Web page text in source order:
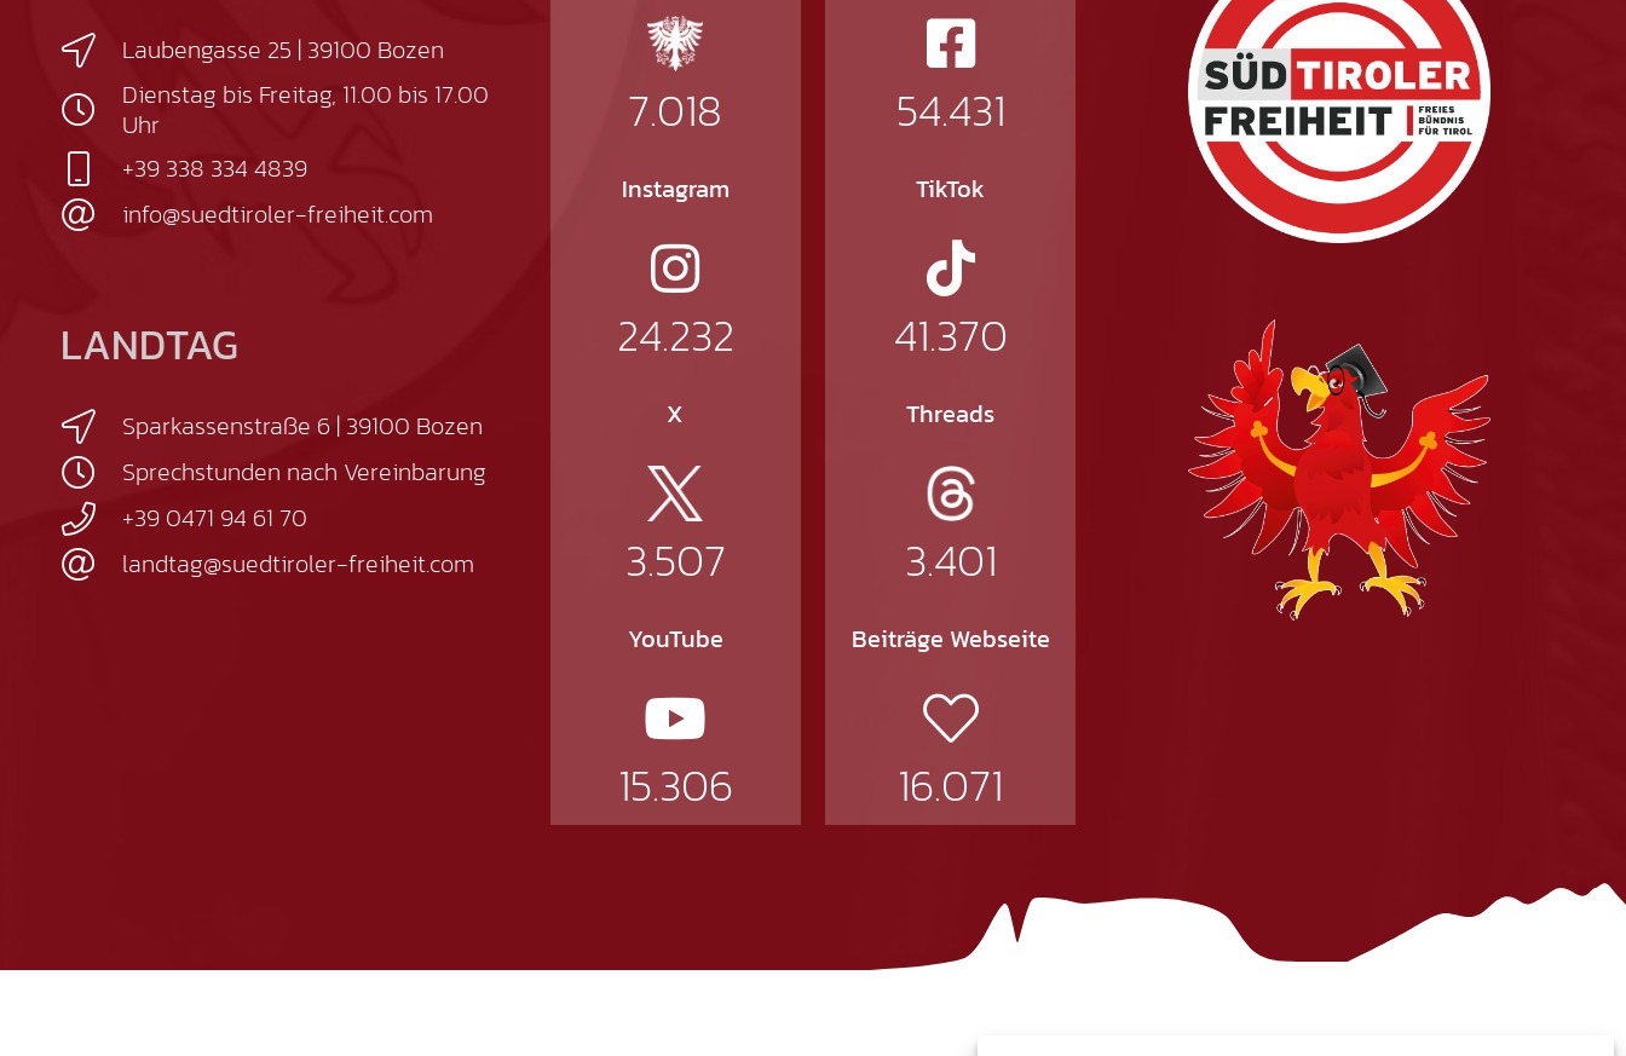
Laubengasse 25 | 39100 Bozen
Dienstag bis Freitag, 11.00 bis 17.00
Uhr
+39 338 334 4839
info@suedtiroler-freiheit.com
LANDTAG
Sparkassenstraße 6 | 39100 Bozen
Sprechstunden nach Vereinbarung
+39 0471 94 61 70
landtag@suedtiroler-freiheit.com
7.018 54.431
Instagram
24.232
TikTok
41.370
X
3.507
Threads
3.401
YouTube
15.306
Beiträge Webseite
16.071